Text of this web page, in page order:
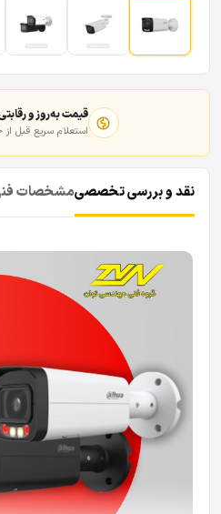
قیمت به‌روز و
استعلام سریع قبل از
نقد و بررسی تخصصیمشخصات